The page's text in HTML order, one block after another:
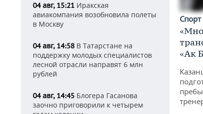
04 авг, 15:21 Иракская
авиакомпания возобновила полеты
в Москву
04 авг, 14:58 В Татарстане на
поддержку молодых специалистов
лесной отрасли направят 6 млн
рублей
04 авг, 14:45 Блогера Гасанова
заочно приговорили к четырем
Спорт
«Ак